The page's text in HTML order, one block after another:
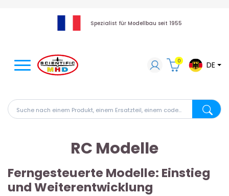
Spezialist für Modellbau seit 1955
Suche nach einem Produkt, einem Ersatzteil, einem
Suche
0 DE
RC Modelle
Ferngesteuerte Modelle: Einstieg
und Weiterentwicklung